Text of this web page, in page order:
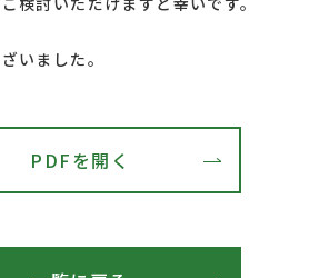
いました。
PDFを開く